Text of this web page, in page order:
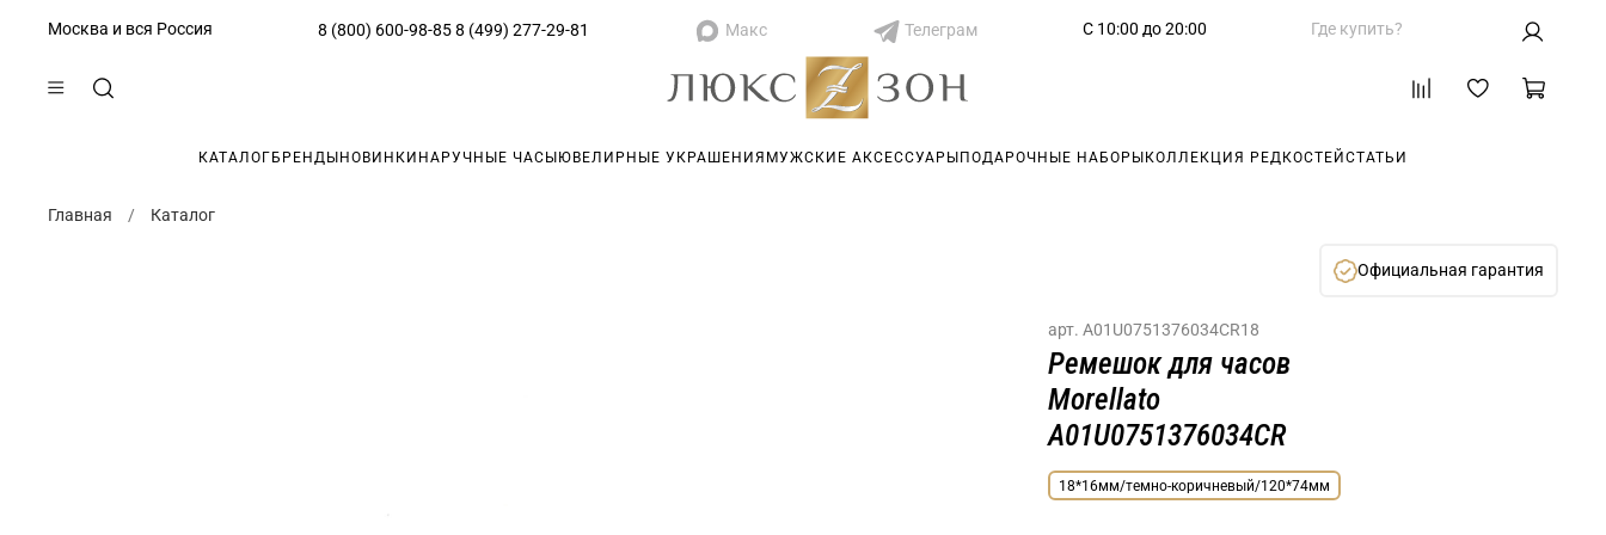
Москва и вся Россия 8 (800) 600-98-85 8 (499) 277-29-81 Макс Телеграм С 10:00 до 20:00 Где купить?
КАТАЛОГ БРЕНДЫ НОВИНКИ НАРУЧНЫЕ ЧАСЫ ЮВЕЛИРНЫЕ УКРАШЕНИЯ МУЖСКИЕ АКСЕССУАРЫ ПОДАРОЧНЫЕ НАБОРЫ КОЛЛЕКЦИЯ РЕДКОСТЕЙ СТАТЬИ
Главная Каталог
Официальная гарантия
арт. A01U0751376034CR18
Ремешок для часов
Morellato
A01U0751376034CR
18*16мм/темно-коричневый/120*74мм